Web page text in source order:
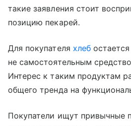
такие заявления стоит
позицию пекарей.
Для покупателя хлеб
не самостоятельным
Интерес к таким продуктам
общего тренда на
Покупатели ищут привычные